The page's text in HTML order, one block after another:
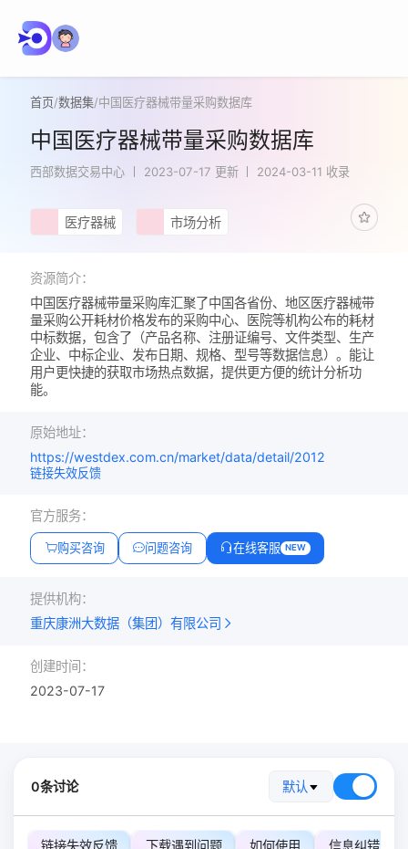
首页/数据集/中国医疗器械带量采购数据库
中国医疗器械带量采购数据库
西部数据交易中心 2023-07-17 更新 2024-03-11 收录
医疗器械 市场分析
资源简介：
中国医疗器械带量采购库汇聚了中国各省份、地区医疗器械带
量采购公开耗材价格发布的采购中心、医院等机构公布的耗材
中标数据，包含了（产品名称、注册证编号、文件类型、生产
企业、中标企业、发布日期、规格、型号等数据信息）。能让
用户更快捷的获取市场热点数据，提供更方便的统计分析功
能。
原始地址：
https://westdex.com.cn/market/data/detail/2012
链接失效反馈
官方服务：
购买咨询 问题咨询 在线客服 NEW
提供机构：
重庆康洲大数据（集团）有限公司
创建时间：
2023-07-17
0条讨论 默认
链接失效反馈 下载遇到问题 如何使用 信息纠错